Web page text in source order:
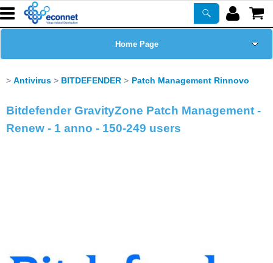
Home Page
Prodotti
Antivirus BITDEFENDER Patch Management Rinnovo
Bitdefender GravityZone Patch Management -
Renew - 1 anno - 150-249 users